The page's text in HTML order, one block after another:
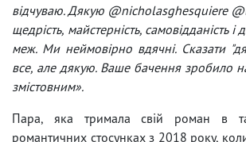
відчуваю. Дякую @nicholasghesquiere
щедрість, майстерність, самовідданість
меж. Ми неймовірно вдячні. Сказати
все, але дякую. Ваше бачення зробило
змістовним».
Пара, яка тримала свій роман в
романтичних стосунках з 2018 року,